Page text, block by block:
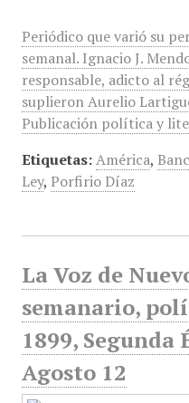
Periódico que varió su
semanal. Ignacio J.
responsable, adicto al
suplieron Aurelio
Publicación política y
Etiquetas: América,
Ley, Porfirio Díaz
La Voz de
semanario,
1899, Segunda
Agosto 12